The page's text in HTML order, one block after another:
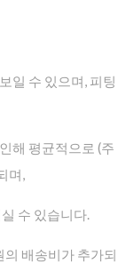
일 수 있으며, 피팅
해 평균적으로 (주
며,
수 있습니다.
배송비가 추가되